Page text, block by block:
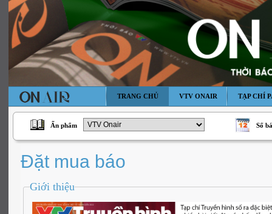
TRANG CHỦ VTV ONAIR TẠP CHÍ
Ấn phẩm Số